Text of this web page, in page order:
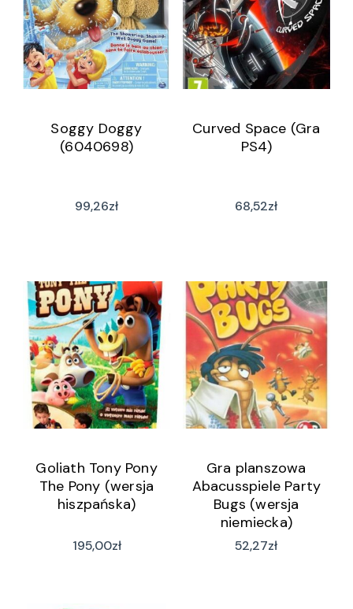
Soggy Doggy
(6040698)
99,26zł
Curved Space (Gra
PS4)
68,52zł
Goliath Tony Pony
The Pony (wersja
hiszpańska)
195,00zł
Gra planszowa
Abacusspiele Party
Bugs (wersja
niemiecka)
52,27zł